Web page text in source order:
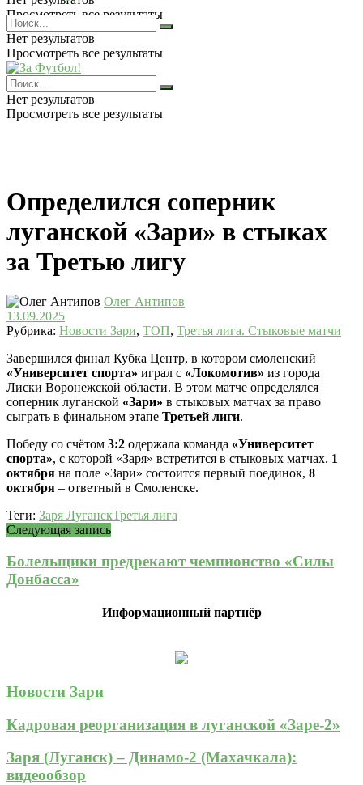
Просмотреть все результаты
Нет результатов
Просмотреть все результаты
Нет результатов
Просмотреть все результаты
Определился соперник
луганской «Зари» в стыках
за Третью лигу
Олег Антипов
13.09.2025
Рубрика: Новости Зари, ТОП, Третья лига. Стыковые матчи
Завершился финал Кубка Центр, в котором смоленский
«Университет спорта» играл с «Локомотив» из города
Лиски Воронежской области. В этом матче определялся
соперник луганской «Зари» в стыковых матчах за право
сыграть в финальном этапе Третьей лиги.
Победу со счётом 3:2 одержала команда «Университет
спорта», с которой «Заря» встретится в стыковых матчах. 1
октября на поле «Зари» состоится первый поединок, 8
октября – ответный в Смоленске.
Теги: Заря ЛуганскТретья лига
Следующая запись
Болельщики предрекают чемпионство «Силы
Донбасса»
Информационный партнёр
Новости Зари
Кадровая реорганизация в луганской «Заре-2»
Заря (Луганск) – Динамо-2 (Махачкала):
видеообзор